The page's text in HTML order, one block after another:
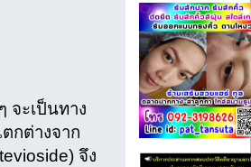
จะเป็นทาง
กต่างจาก
จึง